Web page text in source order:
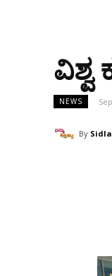
ವಿಶ್ವ
NEWS
By